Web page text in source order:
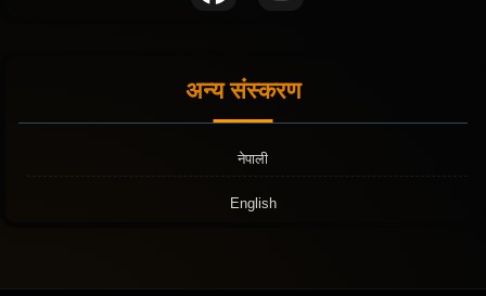
अन्य संस्करण
नेपाली
English